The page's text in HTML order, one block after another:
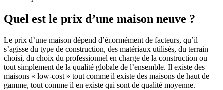
Quel est le prix d’une maison neuve ?
Le prix d’une maison dépend d’énormément de facteurs, qu’il
s’agisse du type de construction, des matériaux utilisés, du terrain
choisi, du choix du professionnel en charge de la construction ou
tout simplement de la qualité globale de l’ensemble. Il existe des
maisons « low-cost » tout comme il existe des maisons de haut de
gamme, tout comme il en existe qui sont de qualité moyenne.